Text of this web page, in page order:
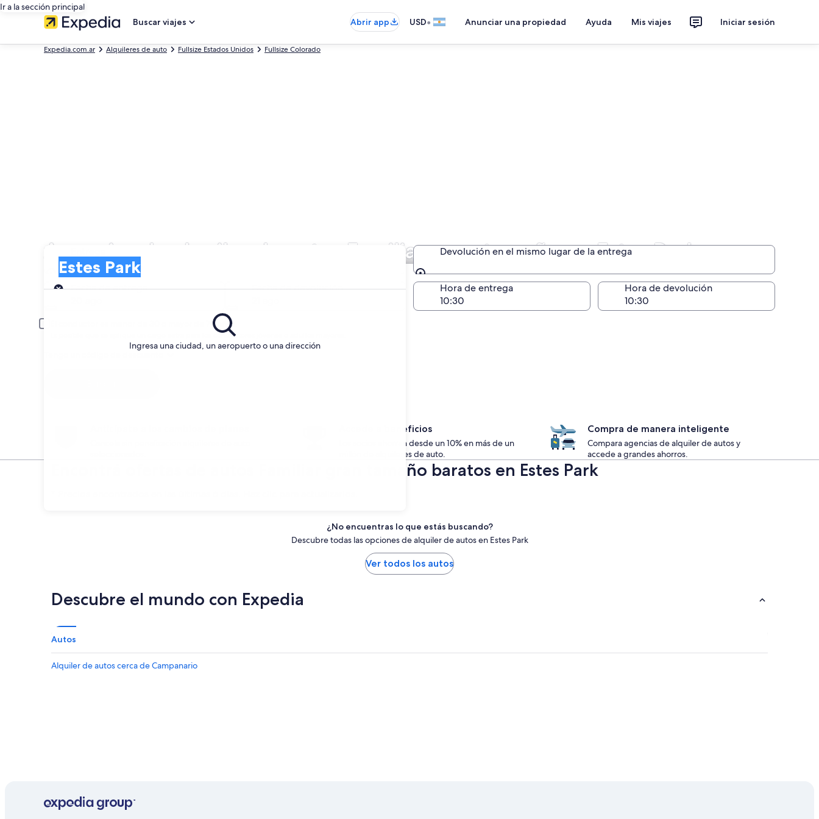
Ir a la sección principal
Buscar viajes
Abrir app USD• Anunciar una propiedad Ayuda Mis viajes Iniciar sesión
Expedia.com.ar Alquileres de auto Fullsize Estados Unidos Fullsize Colorado
Agencias de alquiler de autos Familiar gran tamaño en Estes Park
Ingresa una ciudad, un aeropuerto o una dirección
Estes Park
Entrega
Devolución en el mismo lugar de la entrega
Devolución en el mismo lugar de la entrega
Fecha de entrega
Fecha de devolución
Hora de entrega Hora de devolución
El conductor es menor de 30 o mayor de 70 años.
Es posible que se aplique un cargo extra para los conductores jóvenes o adultos mayores.
Accede a beneficios
Los socios ahorran desde un 10% en más de un
millón de alquileres de auto.
Compra de manera inteligente
Compara agencias de alquiler de autos y
accede a grandes ahorros.
Encontrá ofertas de autos Familiar gran tamaño baratos en Estes Park
¿No encuentras lo que estás buscando?
Descubre todas las opciones de alquiler de autos en Estes Park
Ver todos los autos
Descubre el mundo con Expedia
Autos
Alquiler de autos cerca de Campanario